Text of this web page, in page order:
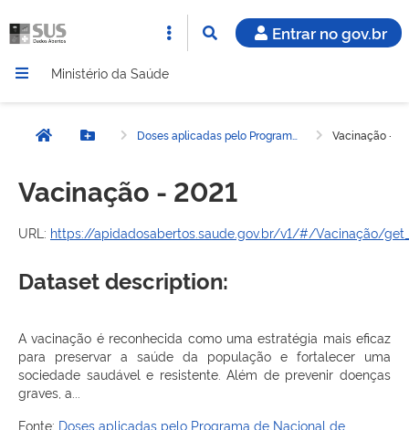
Entrar no gov.br
Ministério da Saúde
Página inicial
Botão Menu Vacinação -
Vacinação - 2021
URL: https://apidadosabertos.saude.gov.br/v1/#/Vacinação/
Dataset description:
A vacinação é reconhecida como uma estratégia mais eficaz
para preservar a saúde da população e fortalecer uma
sociedade saudável e resistente. Além de prevenir doenças
graves, a...
Fonte: Doses aplicadas pelo Programa de Nacional de